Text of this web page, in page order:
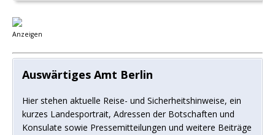
Anzeigen
Auswärtiges Amt Berlin
Hier stehen aktuelle Reise- und Sicherheitshinweise, ein
kurzes Landesportrait, Adressen der Botschaften und
Konsulate sowie Pressemitteilungen und weitere Beiträge